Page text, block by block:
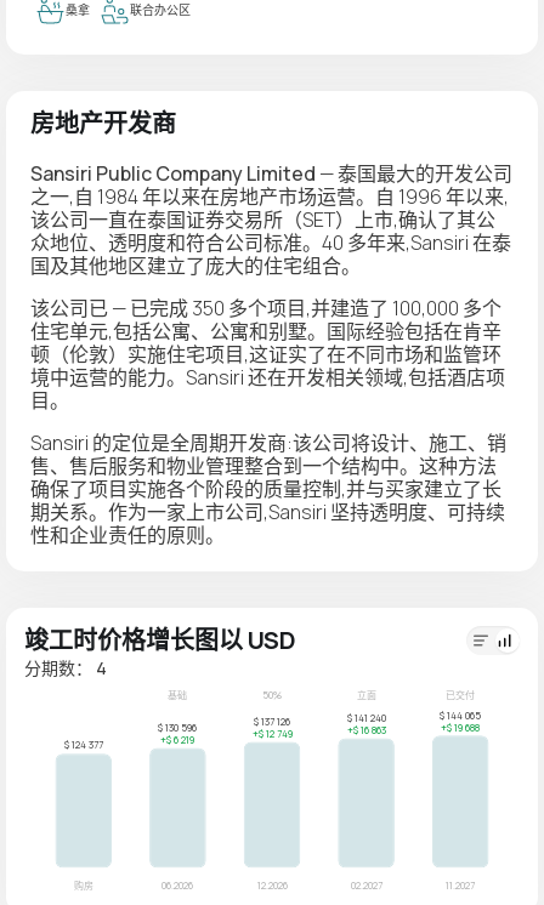
桑拿 联合办公区
房地产开发商
Sansiri Public Company Limited — 泰国最大的开发公司
之一,自 1984 年以来在房地产市场运营。自 1996 年以来,
该公司一直在泰国证券交易所（SET）上市,确认了其公
众地位、透明度和符合公司标准。40 多年来,Sansiri 在泰
国及其他地区建立了庞大的住宅组合。
该公司已 — 已完成 350 多个项目,并建造了 100,000 多个
住宅单元,包括公寓、公寓和别墅。国际经验包括在肯辛
顿（伦敦）实施住宅项目,这证实了在不同市场和监管环
境中运营的能力。Sansiri 还在开发相关领域,包括酒店项
目。
Sansiri 的定位是全周期开发商:该公司将设计、施工、销
售、售后服务和物业管理整合到一个结构中。这种方法
确保了项目实施各个阶段的质量控制,并与买家建立了长
期关系。作为一家上市公司,Sansiri 坚持透明度、可持续
性和企业责任的原则。
竣工时价格增长图以 USD
分期数： 4